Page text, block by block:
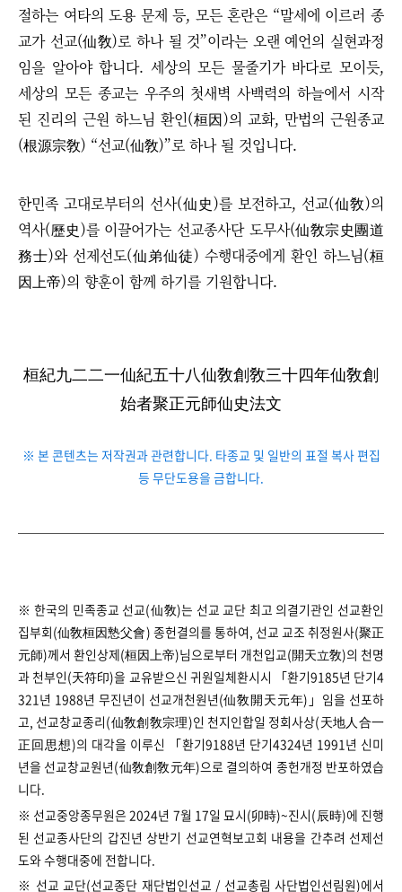
절하는 여타의 도용 문제 등, 모든 혼란은 “말세에 이르러 종
교가 선교(仙敎)로 하나 될 것”이라는 오랜 예언의 실현과정
임을 알아야 합니다. 세상의 모든 물줄기가 바다로 모이듯,
세상의 모든 종교는 우주의 첫새벽 사백력의 하늘에서 시작
된 진리의 근원 하느님 환인(桓因)의 교화, 만법의 근원종교
(根源宗敎) “선교(仙敎)”로 하나 될 것입니다.
한민족 고대로부터의 선사(仙史)를 보전하고, 선교(仙敎)의
역사(歷史)를 이끌어가는 선교종사단 도무사(仙敎宗史團道
務士)와 선제선도(仙弟仙徒) 수행대중에게 환인 하느님(桓
因上帝)의 향훈이 함께 하기를 기원합니다.
桓紀九二二一仙紀五十八仙敎創敎三十四年仙敎創
始者聚正元師仙史法文
※ 본 콘텐츠는 저작권과 관련합니다. 타종교 및 일반의 표절 복사 편집
등 무단도용을 금합니다.
※ 한국의 민족종교 선교(仙敎)는 선교 교단 최고 의결기관인 선교환인
집부회(仙敎桓因慹父會) 종헌결의를 통하여, 선교 교조 취정원사(聚正
元師)께서 환인상제(桓因上帝)님으로부터 개천입교(開天立敎)의 천명
과 천부인(天符印)을 교유받으신 귀원일체환시시 「환기9185년 단기4
321년 1988년 무진년이 선교개천원년(仙敎開天元年)」임을 선포하
고, 선교창교종리(仙敎創敎宗理)인 천지인합일 정회사상(天地人合一
正回思想)의 대각을 이루신 「환기9188년 단기4324년 1991년 신미
년을 선교창교원년(仙敎創敎元年)으로 결의하여 종헌개정 반포하였습
니다.
※ 선교중앙종무원은 2024년 7월 17일 묘시(卯時)~진시(辰時)에 진행
된 선교종사단의 갑진년 상반기 선교연혁보고회 내용을 간추려 선제선
도와 수행대중에 전합니다.
※ 선교 교단(선교종단 재단법인선교 / 선교총림 사단법인선림원)에서